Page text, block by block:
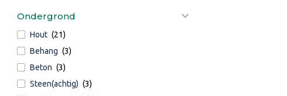
Ondergrond
Hout (21)
Behang (3)
Beton (3)
Steen(achtig) (3)